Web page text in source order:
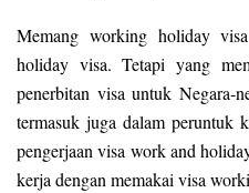
Memang working holiday
holiday visa. Tetapi yang
penerbitan visa untuk Negara-
termasuk juga dalam peruntuk
pengerjaan visa work and
kerja dengan memakai visa